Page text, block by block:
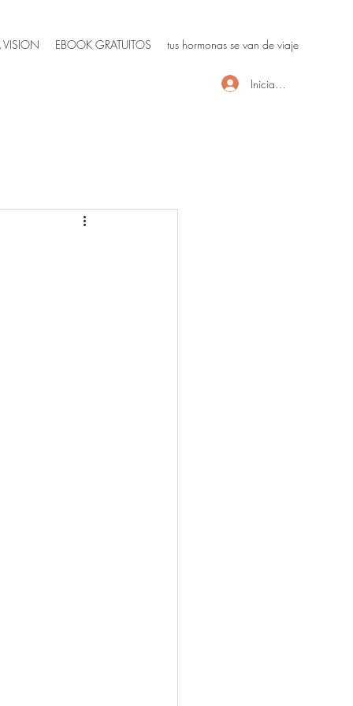
VISION EBOOK GRATUITOS tus hormonas se van de viaje
Iniciar sesión